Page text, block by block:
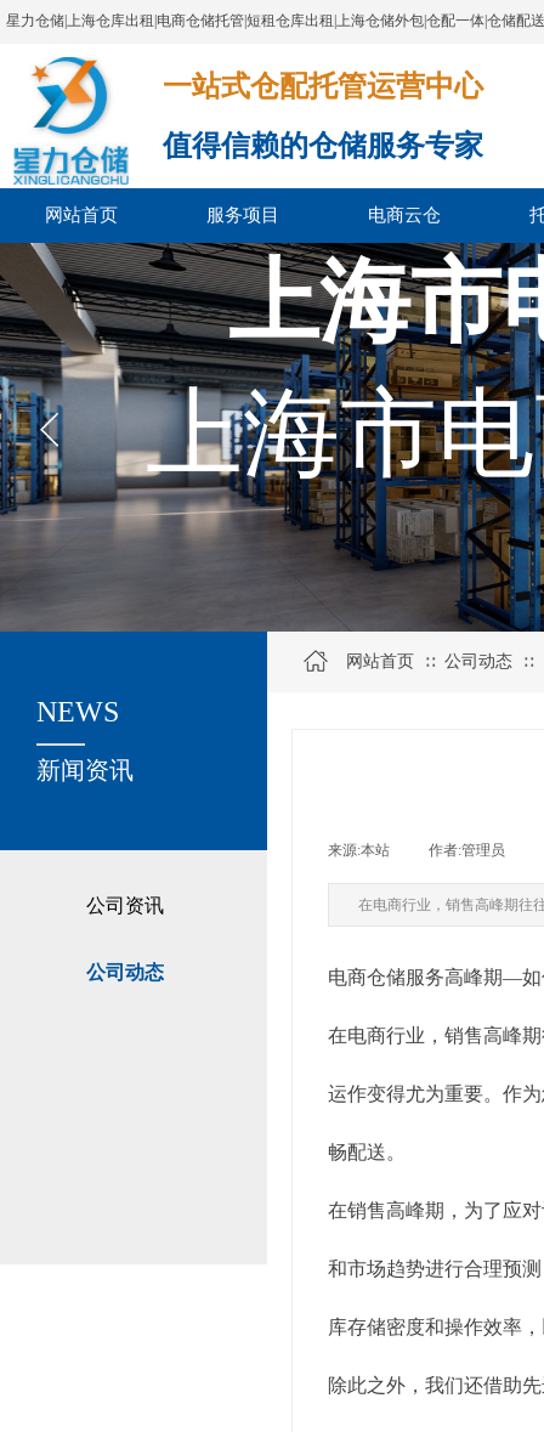
星力仓储|上海仓库出租|电商仓储托管|短租仓库出租|上海仓储外包|仓配一体|仓储配
一站式仓配托管运营中心​​​​​​​​​​​​​​​​​
值得信赖的仓储服务专家
网站首页 服务项目 电商云仓
上海市
上海市
公司资讯
公司动态
关于我们
新闻资讯
NEWS
网站首页 ∷ 公司动态 ∷
来源:本站 作者:管理员
在电商行业，销售高峰期往
电商仓储服务高峰期—
在电商行业，销售高峰
运作变得尤为重要。作
畅配送。
在销售高峰期，为了应
和市场趋势进行合理预
库存储密度和操作效率
除此之外，我们还借助